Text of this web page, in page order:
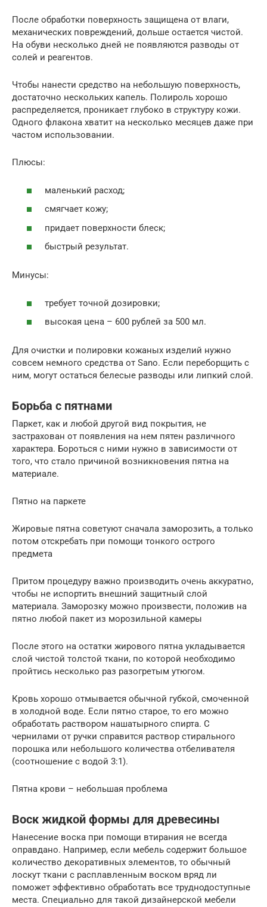
После обработки поверхность защищена от влаги,
механических повреждений, дольше остается чистой.
На обуви несколько дней не появляются разводы от
солей и реагентов.
Чтобы нанести средство на небольшую поверхность,
достаточно нескольких капель. Полироль хорошо
распределяется, проникает глубоко в структуру кожи.
Одного флакона хватит на несколько месяцев даже при
частом использовании.
Плюсы:
маленький расход;
смягчает кожу;
придает поверхности блеск;
быстрый результат.
Минусы:
требует точной дозировки;
высокая цена – 600 рублей за 500 мл.
Для очистки и полировки кожаных изделий нужно
совсем немного средства от Sano. Если переборщить с
ним, могут остаться белесые разводы или липкий слой.
Борьба с пятнами
Паркет, как и любой другой вид покрытия, не
застрахован от появления на нем пятен различного
характера. Бороться с ними нужно в зависимости от
того, что стало причиной возникновения пятна на
материале.
Пятно на паркете
Жировые пятна советуют сначала заморозить, а только
потом отскребать при помощи тонкого острого
предмета
Притом процедуру важно производить очень аккуратно,
чтобы не испортить внешний защитный слой
материала. Заморозку можно произвести, положив на
пятно любой пакет из морозильной камеры
После этого на остатки жирового пятна укладывается
слой чистой толстой ткани, по которой необходимо
пройтись несколько раз разогретым утюгом.
Кровь хорошо отмывается обычной губкой, смоченной
в холодной воде. Если пятно старое, то его можно
обработать раствором нашатырного спирта. С
чернилами от ручки справится раствор стирального
порошка или небольшого количества отбеливателя
(соотношение с водой 3:1).
Пятна крови – небольшая проблема
Воск жидкой формы для древесины
Нанесение воска при помощи втирания не всегда
оправдано. Например, если мебель содержит большое
количество декоративных элементов, то обычный
лоскут ткани с расплавленным воском вряд ли
поможет эффективно обработать все труднодоступные
места. Специально для такой дизайнерской мебели